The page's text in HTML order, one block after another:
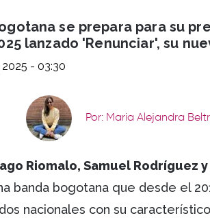
se prepara para su
lanzado 'Renunciar', su
2025 - 03:30
Por: Maria Alejandra
Riomalo, Samuel Rodríguez
banda bogotana que desde el
nacionales con su